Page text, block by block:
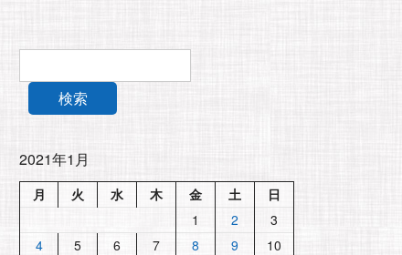
検索
2021年1月
月 火 水 木 金 土
日
1
2
3
4
5 6 7 8 9
10